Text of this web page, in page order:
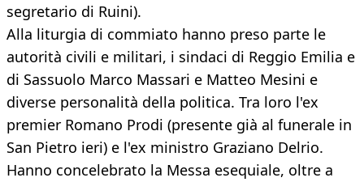
segretario di Ruini).
Alla liturgia di commiato hanno preso parte le
autorità civili e militari, i sindaci di Reggio Emilia e
di Sassuolo Marco Massari e Matteo Mesini e
diverse personalità della politica. Tra loro l'ex
premier Romano Prodi (presente già al funerale in
San Pietro ieri) e l'ex ministro Graziano Delrio.
Hanno concelebrato la Messa esequiale, oltre a